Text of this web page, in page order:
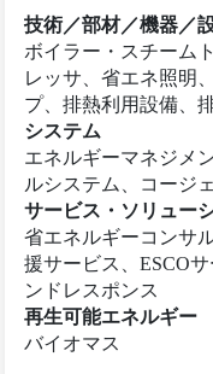
技術／部材／機器／
ボイラー・スチーム
レッサ、省エネ照明
プ、排熱利用設備、
システム
エネルギーマネジメ
ルシステム、コージ
サービス・ソリュー
省エネルギーコンサ
援サービス、ESCO
ンドレスポンス
再生可能エネルギー
バイオマス